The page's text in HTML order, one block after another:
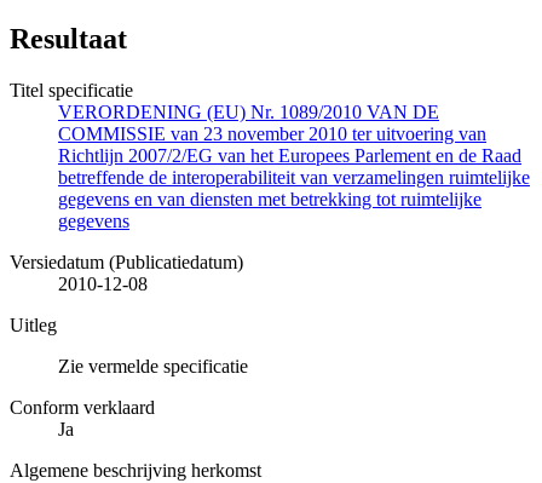
Resultaat
Titel specificatie
VERORDENING (EU) Nr. 1089/2010 VAN DE
COMMISSIE van 23 november 2010 ter uitvoering van
Richtlijn 2007/2/EG van het Europees Parlement en de Raad
betreffende de interoperabiliteit van verzamelingen ruimtelijke
gegevens en van diensten met betrekking tot ruimtelijke
gegevens
Versiedatum (Publicatiedatum)
2010-12-08
Uitleg
Zie vermelde specificatie
Conform verklaard
Ja
Algemene beschrijving herkomst